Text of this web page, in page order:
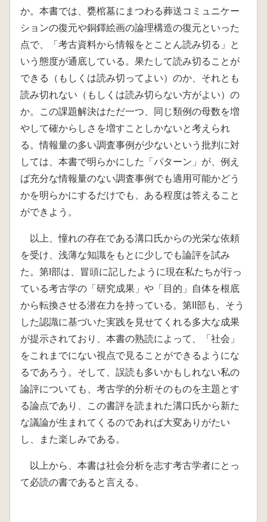
か。本書では、甕棺墓にまつわる葬送コミュニケー
ションの復元や銅鐸絵画の論理構造の復元といった
点で、「考古資料から情報をとことん読み切る」と
いう態度が通底している。果たして読み切ることが
できる（もしくは読み切ってよい）のか、それとも
読み切れない（もしくは読み切らない方がよい）の
か。この課題解決はただ一つ、同じ類例の母数を増
やして確からしさを増すことしかないと考えられ
る。情報量の多い調査事例が少ないという批判に対
しては、本書で明らかにした「パターン」が、例え
ば充分な情報量のない調査事例でも適用可能かどう
かを明らかにするだけでも、ある程度は答えること
ができよう。
以上、憧れの存在である溝口氏からの光栄な依頼
を受け、浅薄な知識をもとに少しでも論評を試み
た。第I部は、冒頭に記したように現在私たちが行っ
ている考古学の「研究成果」や「目的」自体を根底
から転換させる潜在力を持っている。第II部も、そう
した認識に基づいた実践を見せてくれる多大な成果
が提示されており、本書の熟読によって、「社会」
をこれまでにない視点で見ることができるようにな
るであろう。そして、誤読も多いかもしれない私の
論評についても、考古学的分析そのものを主題とす
る論点であり、この書評を読まれた溝口氏から新た
な議論が生まれてくるのであれば大変ありがたい
し、また楽しみである。
以上から、本書は社会分析を志す考古学者にとっ
て必読の書であると言える。